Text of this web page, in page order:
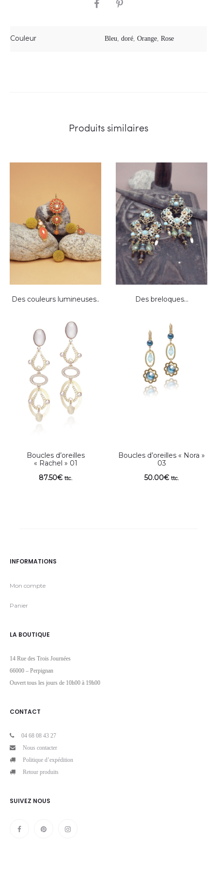
SHARE
Couleur Bleu, doré, Orange, Rose
Produits similaires
Des couleurs lumineuses.. Des breloques…
Boucles d’oreilles
« Rachel » 01
87.50€ ttc.
Boucles d’oreilles « Nora »
03
50.00€ ttc.
INFORMATIONS
Mon compte
Panier
LA BOUTIQUE
14 Rue des Trois Journées
66000 – Perpignan
Ouvert tous les jours de 10h00 à 19h00
CONTACT
04 68 08 43 27
Nous contacter
Politique d’expédition
Retour produits
SUIVEZ NOUS